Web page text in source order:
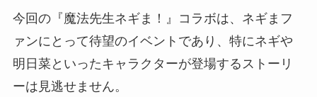
今回の『魔法先生ネギま！』コラボは、ネギまフ
ァンにとって待望のイベントであり、特にネギや
明日菜といったキャラクターが登場するストーリ
ーは見逃せません。